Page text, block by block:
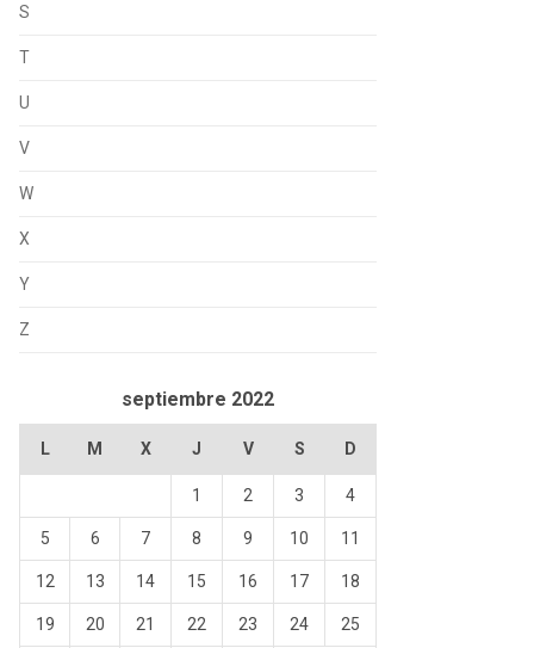
S
T
U
V
W
X
Y
Z
septiembre 2022
L M X J V S D
1 2 3 4
5 6 7 8 9 10 11
12 13 14 15 16 17 18
19 20 21 22 23 24 25